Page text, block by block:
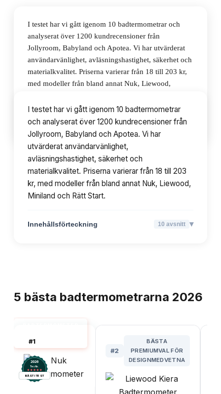
I testet har vi gått igenom 10 badtermometrar och
analyserat över 1200 kundrecensioner från
Jollyroom, Babyland och Apotea. Vi har utvärderat
användarvänlighet, avläsningshastighet, säkerhet och
materialkvalitet. Priserna varierar från 18 till 203 kr,
med modeller från bland annat Nuk, Liewood,
Innehållsförteckning 10avsnitt
I testet har vi gått igenom 10 badtermometrar
och analyserat över 1200 kundrecensioner från
Jollyroom, Babyland och Apotea. Vi har
utvärderat användarvänlighet,
avläsningshastighet, säkerhet och
materialkvalitet. Priserna varierar från 18 till 203
kr, med modeller från bland annat Nuk, Liewood,
Miniland och Rätt Start.
Innehållsförteckning 10 avsnitt ▾
5 bästa badtermometrarna 2026
#1
2026
Testix.
BÄST I TEST
#2
BÄSTA
PREMIUMVAL FÖR
DESIGNMEDVETNA